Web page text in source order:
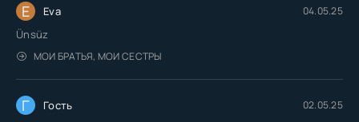
E Eva 04.05.25
Ünsüz
МОИ БРАТЬЯ, МОИ СЕСТРЫ
Г Гость 02.05.25